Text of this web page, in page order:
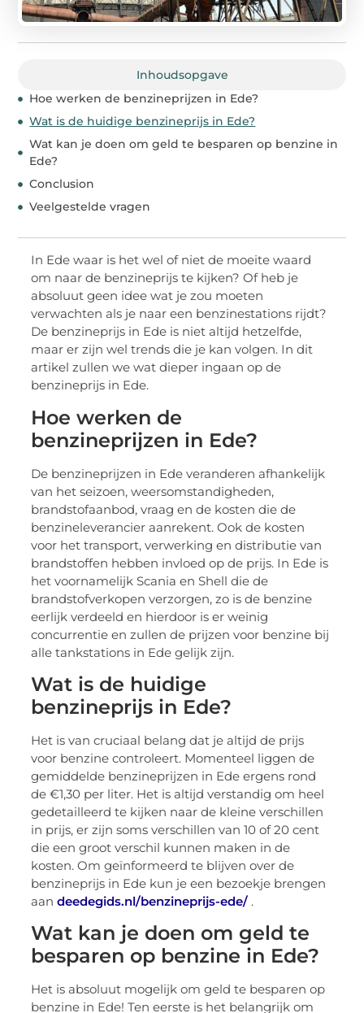
Inhoudsopgave
Hoe werken de benzineprijzen in Ede?
Wat is de huidige benzineprijs in Ede?
Wat kan je doen om geld te besparen op benzine in
Ede?
Conclusion
Veelgestelde vragen
In Ede waar is het wel of niet de moeite waard
om naar de benzineprijs te kijken? Of heb je
absoluut geen idee wat je zou moeten
verwachten als je naar een benzinestations rijdt?
De benzineprijs in Ede is niet altijd hetzelfde,
maar er zijn wel trends die je kan volgen. In dit
artikel zullen we wat dieper ingaan op de
benzineprijs in Ede.
Hoe werken de
benzineprijzen in Ede?
De benzineprijzen in Ede veranderen afhankelijk
van het seizoen, weersomstandigheden,
brandstofaanbod, vraag en de kosten die de
benzineleverancier aanrekent. Ook de kosten
voor het transport, verwerking en distributie van
brandstoffen hebben invloed op de prijs. In Ede is
het voornamelijk Scania en Shell die de
brandstofverkopen verzorgen, zo is de benzine
eerlijk verdeeld en hierdoor is er weinig
concurrentie en zullen de prijzen voor benzine bij
alle tankstations in Ede gelijk zijn.
Wat is de huidige
benzineprijs in Ede?
Het is van cruciaal belang dat je altijd de prijs
voor benzine controleert. Momenteel liggen de
gemiddelde benzineprijzen in Ede ergens rond
de €1,30 per liter. Het is altijd verstandig om heel
gedetailleerd te kijken naar de kleine verschillen
in prijs, er zijn soms verschillen van 10 of 20 cent
die een groot verschil kunnen maken in de
kosten. Om geïnformeerd te blijven over de
benzineprijs in Ede kun je een bezoekje brengen
aandeedegids.nl/benzineprijs-ede/ .
Wat kan je doen om geld te
besparen op benzine in Ede?
Het is absoluut mogelijk om geld te besparen op
benzine in Ede! Ten eerste is het belangrijk om